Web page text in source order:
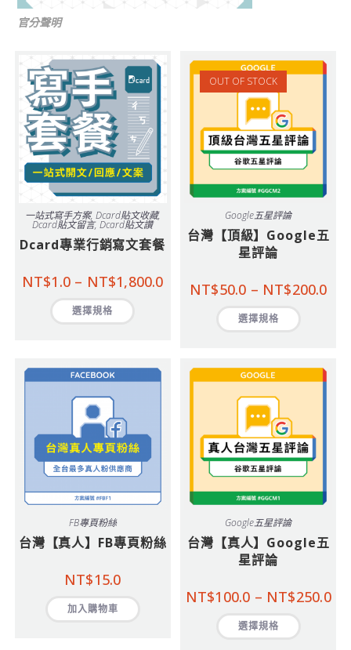
官分聲明
一站式寫手方案, Dcard貼文收藏,
Dcard貼文留言,Dcard貼文讚
Dcard專業行銷寫文套餐
NT$1.0 – NT$1,800.0
選擇規格
OUT OF STOCK
Google五星評論
台灣【頂級】Google五
星評論
NT$50.0 – NT$200.0
選擇規格
FB專頁粉絲
台灣【真人】FB專頁粉絲
NT$15.0
加入購物車
Google五星評論
台灣【真人】Google五
星評論
NT$100.0 – NT$250.0
選擇規格